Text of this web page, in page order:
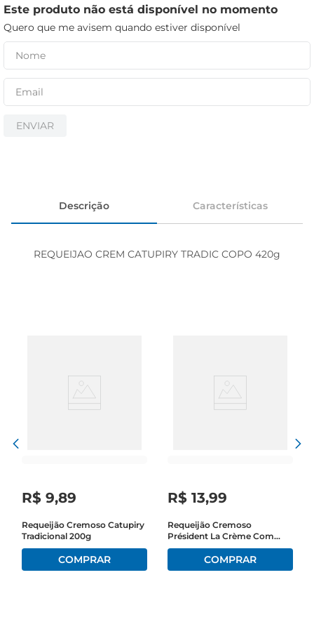
Este produto não está disponível no momento
Quero que me avisem quando estiver disponível
ENVIAR
Descrição Características
REQUEIJAO CREM CATUPIRY TRADIC COPO 420g
R$ 9,89
Requeijão Cremoso Catupiry
Tradicional 200g
R$ 13,99
Requeijão Cremoso
Président La Crème Com
Queijo Brie Pote 200g
papel higiênico
cerveja